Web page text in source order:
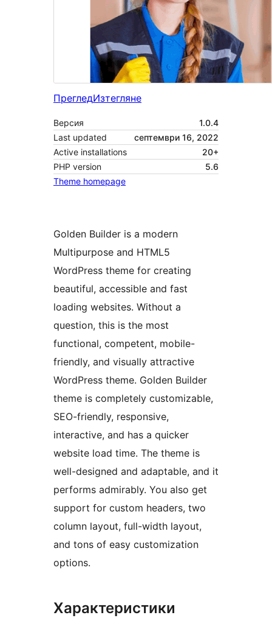
ПрегледИзтегляне
Версия
1.0.4
Last updated
септември 16, 2022
Active installations
20+
PHP version
5.6
Theme homepage
Golden Builder is a modern
Multipurpose and HTML5
WordPress theme for creating
beautiful, accessible and fast
loading websites. Without a
question, this is the most
functional, competent, mobile-
friendly, and visually attractive
WordPress theme. Golden Builder
theme is completely customizable,
SEO-friendly, responsive,
interactive, and has a quicker
website load time. The theme is
well-designed and adaptable, and it
performs admirably. You also get
support for custom headers, two
column layout, full-width layout,
and tons of easy customization
options.
Характеристики